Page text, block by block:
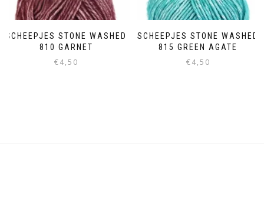
SCHEEPJES STONE WASHED
810 GARNET
€4,50
SCHEEPJES STONE WASHED
815 GREEN AGATE
€4,50